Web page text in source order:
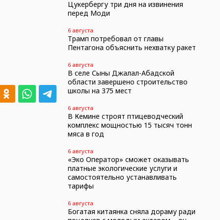
Цукербергу три дня на извинения
перед Моди
6 августа
Трамп потребовал от главы
Пентагона объяснить нехватку ракет
6 августа
В селе Сыны Джалал-Абадской
области завершено строительство
школы на 375 мест
6 августа
В Кемине строят птицеводческий
комплекс мощностью 15 тысяч тонн
мяса в год
6 августа
«Эко Оператор» сможет оказывать
платные экологические услуги и
самостоятельно устанавливать
тарифы
6 августа
Богатая китаянка сняла дораму ради